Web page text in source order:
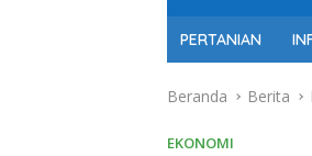
PERTANIAN
Beranda Berita
EKONOMI